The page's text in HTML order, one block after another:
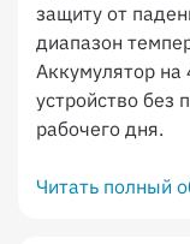
защиту от
диапазон
Аккумулятор на
устройство без
рабочего дня.
Читать полный